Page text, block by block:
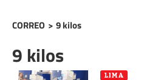
CORREO > 9 kilos
9 kilos
LIMA